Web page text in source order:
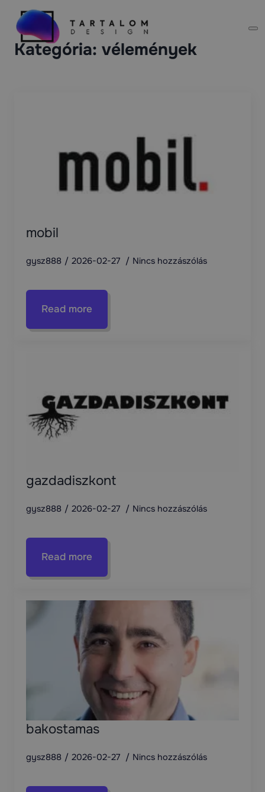
Kategória: vélemények
mobil
gysz888 2026-02-27 Nincs hozzászólás
Read more
gazdadiszkont
gysz888 2026-02-27 Nincs hozzászólás
Read more
bakostamas
gysz888 2026-02-27 Nincs hozzászólás